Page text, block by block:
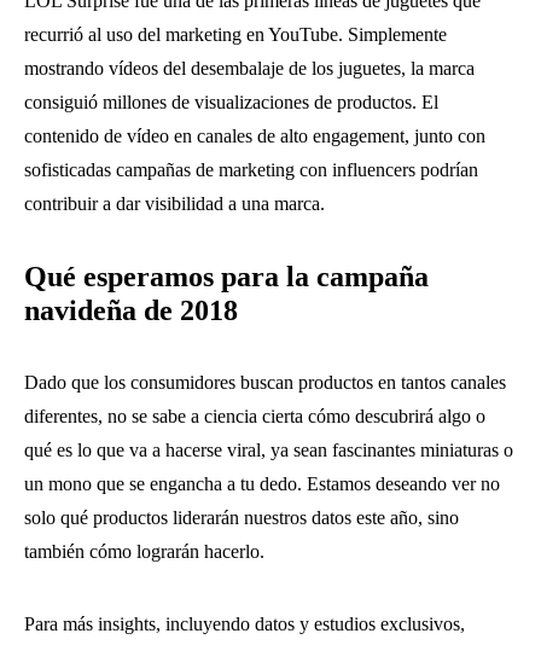
recurrió al uso del marketing en YouTube. Simplemente
mostrando vídeos del desembalaje de los juguetes, la marca
consiguió millones de visualizaciones de productos. El
contenido de vídeo en canales de alto engagement, junto con
sofisticadas campañas de marketing con influencers podrían
contribuir a dar visibilidad a una marca.
Qué esperamos para la campaña
navideña de 2018
Dado que los consumidores buscan productos en tantos canales
diferentes, no se sabe a ciencia cierta cómo descubrirá algo o
qué es lo que va a hacerse viral, ya sean fascinantes miniaturas o
un mono que se engancha a tu dedo. Estamos deseando ver no
solo qué productos liderarán nuestros datos este año, sino
también cómo lograrán hacerlo.
Para más insights, incluyendo datos y estudios exclusivos,